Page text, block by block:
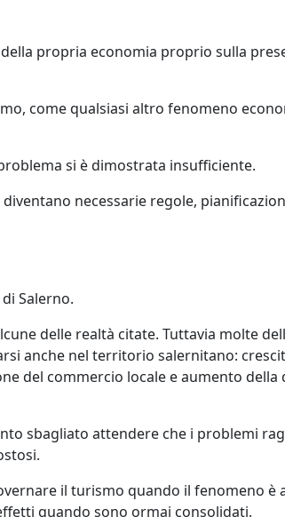
propria economia proprio sulla
come qualsiasi altro fenomeno
si è dimostrata insufficiente.
necessarie regole,
Salerno.
delle realtà citate. Tuttavia molte
anche nel territorio salernitano:
del commercio locale e aumento della
sbagliato attendere che i problemi
il turismo quando il fenomeno è
quando sono ormai consolidati.